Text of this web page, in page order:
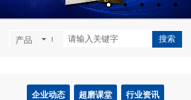
>> 行业资讯
产品 搜索
企业动态 超磨课堂 行业资讯